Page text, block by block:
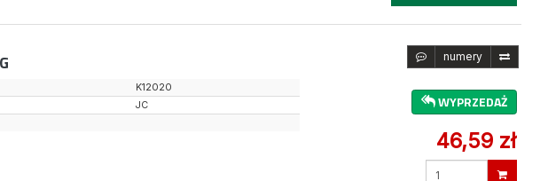
numery
WYPRZEDAŻ
46,59 zł
K12020
JC